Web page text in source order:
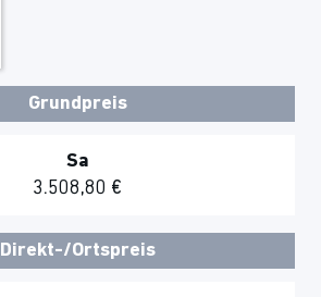
Grundpreis
Sa
3.508,80 €
Direkt-/Ortspreis